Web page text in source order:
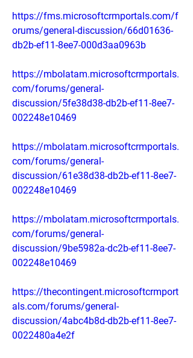
https://fms.microsoftcrmportals.com/f
orums/general-discussion/66d01636-
db2b-ef11-8ee7-000d3aa0963b
https://mbolatam.microsoftcrmportals.
com/forums/general-
discussion/5fe38d38-db2b-ef11-8ee7-
002248e10469
https://mbolatam.microsoftcrmportals.
com/forums/general-
discussion/61e38d38-db2b-ef11-8ee7-
002248e10469
https://mbolatam.microsoftcrmportals.
com/forums/general-
discussion/9be5982a-dc2b-ef11-8ee7-
002248e10469
https://thecontingent.microsoftcrmport
als.com/forums/general-
discussion/4abc4b8d-db2b-ef11-8ee7-
0022480a4e2f